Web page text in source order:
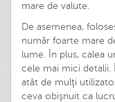
mare de valute.
De asemenea,
număr foarte mare
lume. În plus, calea
cele mai mici detalii.
atât de mulţi
ceva obişnuit ca